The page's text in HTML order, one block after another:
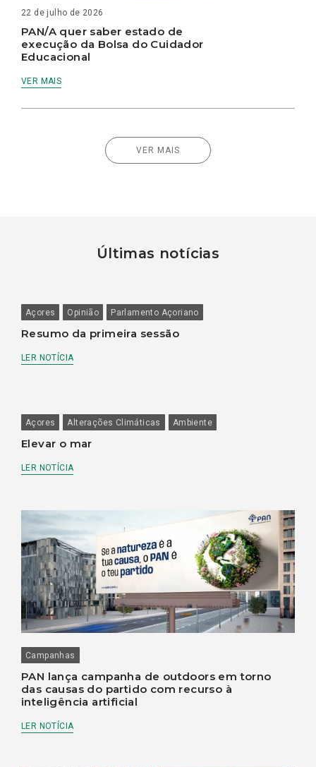
22 de julho de 2026
PAN/A quer saber estado de
execução da Bolsa do Cuidador
Educacional
VER MAIS
VER MAIS
Últimas notícias
Açores Opinião Parlamento Açoriano
Resumo da primeira sessão
LER NOTÍCIA
Açores Alterações Climáticas Ambiente
Elevar o mar
LER NOTÍCIA
Campanhas
PAN lança campanha de outdoors em torno
das causas do partido com recurso à
inteligência artificial
LER NOTÍCIA